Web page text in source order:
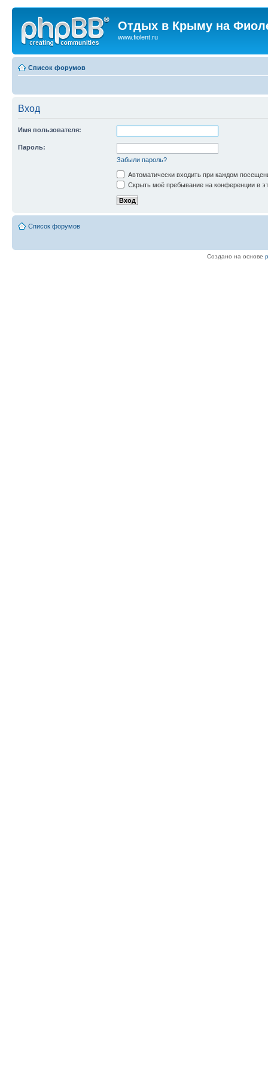
Отдых в Крыму на
www.fiolent.ru
Список форумов
Вход
Имя пользователя:
Пароль:
Забыли пароль?
Автоматически входить при каждом
Скрыть моё пребывание на конференции в
Список форумов
Создано на основе